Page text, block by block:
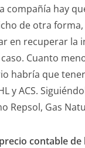
compañía hay
de otra
en recuperar la
Cuanto
habría que
y ACS.
Repsol, Gas
contable de